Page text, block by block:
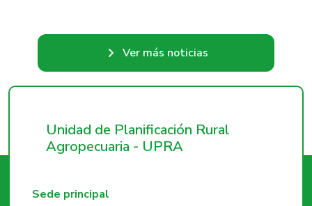
Ver más noticias
Unidad de Planificación Rural
Agropecuaria - UPRA
Sede principal